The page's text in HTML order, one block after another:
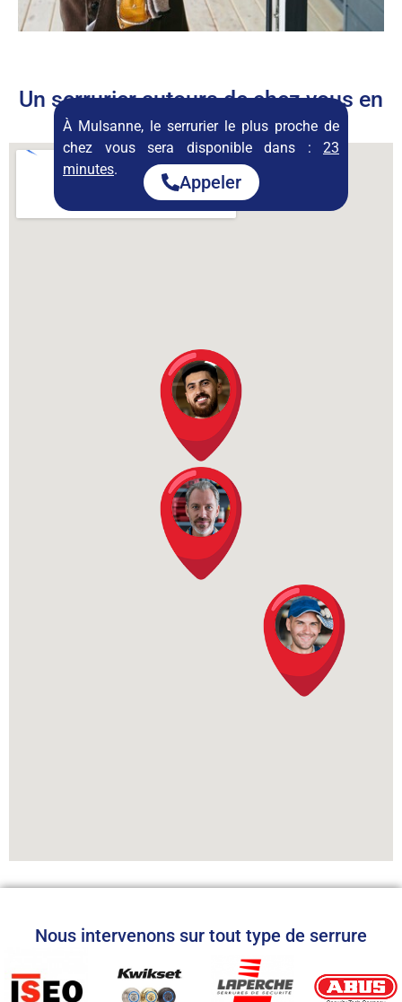
Un serrurier autours de chez vous en
permanence
À Mulsanne, le serrurier le plus proche de
chez vous sera disponible dans : 23
minutes.
Appeler
Nous intervenons sur tout type de serrure